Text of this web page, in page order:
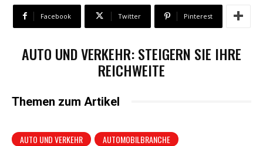
Facebook Twitter Pinterest
AUTO UND VERKEHR: STEIGERN SIE IHRE
REICHWEITE
Themen zum Artikel
AUTO UND VERKEHR
AUTOMOBILBRANCHE